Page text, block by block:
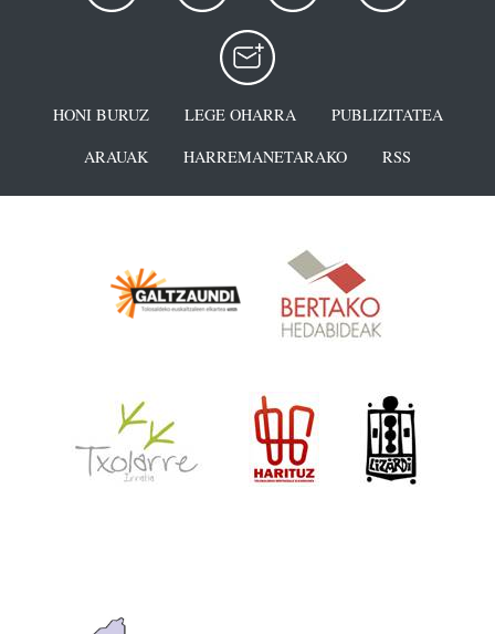
HONI BURUZ LEGE OHARRA
PUBLIZITATEA
ARAUAK
HARREMANETARAKO RSS